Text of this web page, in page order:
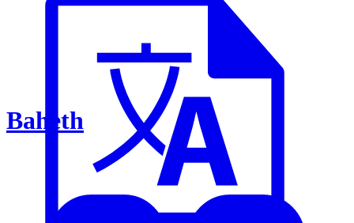
Baheth